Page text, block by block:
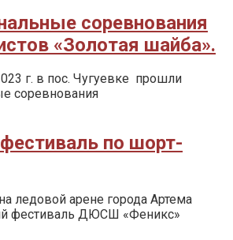
соревнования
«Золотая шайба».
г. в пос. Чугуевке прошли
соревнования
по шорт-
ледовой арене города Артема
фестиваль ДЮСШ «Феникс»